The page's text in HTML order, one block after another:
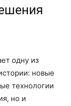
одну из
новые
технологии
но и